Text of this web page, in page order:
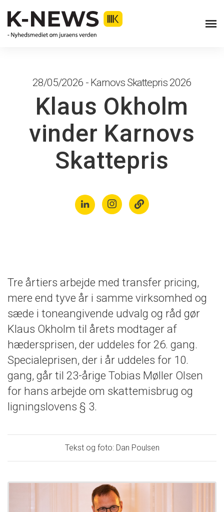
28/05/2026 - Karnovs Skattepris 2026
Klaus Okholm
vinder Karnovs
Skattepris
Tre årtiers arbejde med transfer pricing,
mere end tyve år i samme virksomhed og
sæde i toneangivende udvalg og råd gør
Klaus Okholm til årets modtager af
hædersprisen, der uddeles for 26. gang.
Specialeprisen, der i år uddeles for 10.
gang, går til 23-årige Tobias Møller Olsen
for hans arbejde om skattemisbrug og
ligningslovens § 3.
Tekst og foto: Dan Poulsen